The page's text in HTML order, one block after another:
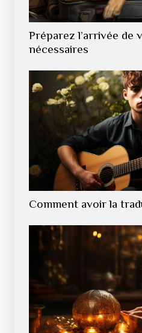
Préparez l’arrivée de
nécessaires
Comment avoir la